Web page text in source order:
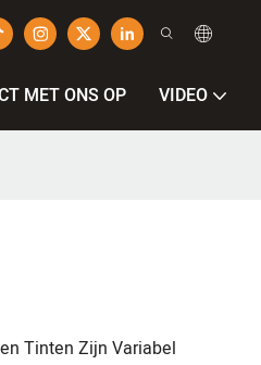
MET ONS OP VIDEO
Tinten Zijn Variabel